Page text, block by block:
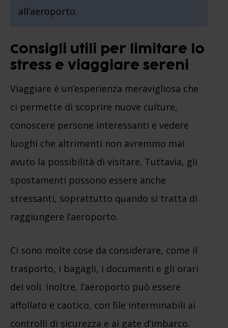
all’aeroporto.
Consigli utili per limitare lo
stress e viaggiare sereni
Viaggiare è un’esperienza meravigliosa che
ci permette di scoprire nuove culture,
conoscere persone interessanti e vedere
luoghi che altrimenti non avremmo mai
avuto la possibilità di visitare. Tuttavia, gli
spostamenti possono essere anche
stressanti, soprattutto quando si tratta di
raggiungere l’aeroporto.
Ci sono molte cose da considerare, come il
trasporto, i bagagli, i documenti e gli orari
dei voli. Inoltre, l’aeroporto può essere
affollato e caotico, con file interminabili ai
controlli di sicurezza e ai gate d’imbarco.